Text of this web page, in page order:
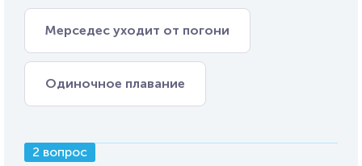
Мерседес уходит от погони
Одиночное плавание
2 вопрос